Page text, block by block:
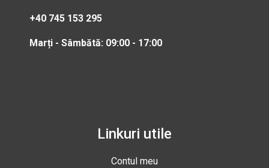
+40 745 153 295
Marți - Sâmbătă: 09:00 - 17:00
Linkuri utile
Contul meu